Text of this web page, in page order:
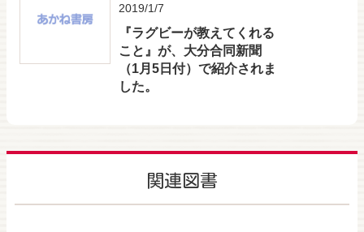
2019/1/7
『ラグビーが教えてくれる
こと』が、大分合同新聞
（1月5日付）で紹介されま
した。
関連図書